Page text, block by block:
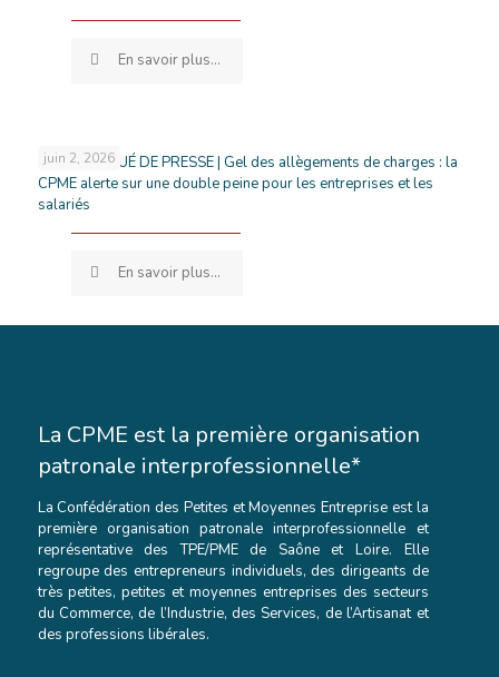
En savoir plus...
juin 2, 2026
COMMUNIQUÉ DE PRESSE | Gel des allègements de charges : la
CPME alerte sur une double peine pour les entreprises et les
salariés
En savoir plus...
La CPME est la première organisation
patronale interprofessionnelle*
La Confédération des Petites et Moyennes Entreprise est la
première organisation patronale interprofessionnelle et
représentative des TPE/PME de Saône et Loire. Elle
regroupe des entrepreneurs individuels, des dirigeants de
très petites, petites et moyennes entreprises des secteurs
du Commerce, de l’Industrie, des Services, de l’Artisanat et
des professions libérales.